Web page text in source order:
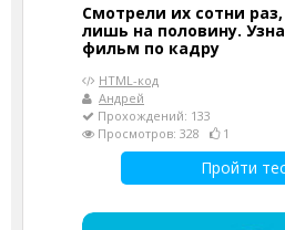
Смотрели их сотни
лишь на половину.
фильм по кадру
HTML-код
Андрей
Прохождений: 133
Просмотров: 328
1
Пройти